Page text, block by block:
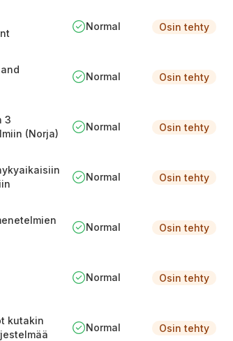
Normal Osin tehty
Normal Osin tehty
3
(Norja)
Normal Osin tehty
Normal Osin tehty
Normal Osin tehty
Normal Osin tehty
kutakin
Normal Osin tehty